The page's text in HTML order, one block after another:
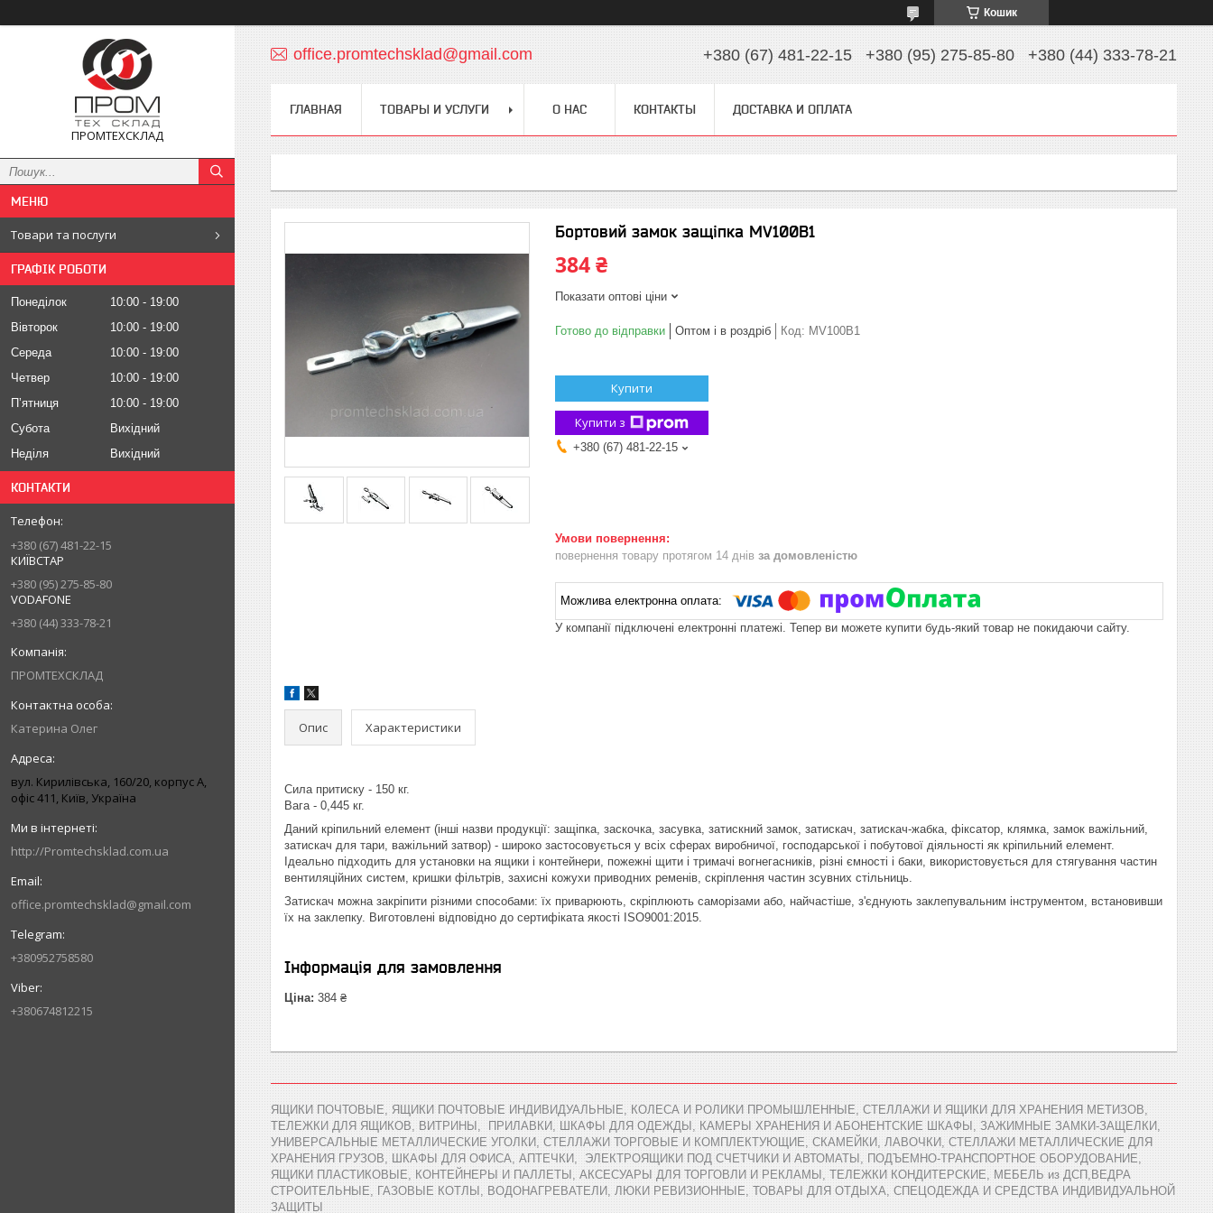
Кошик
ПРОМТЕХСКЛАД
Товари та послуги
ГРАФІК РОБОТИ
Понеділок 10:00
19:00
Вівторок
10:00
19:00
Середа
10:00
19:00
Четвер
10:00
19:00
Пʼятниця
10:00
19:00
Субота
Вихідний
Неділя
Вихідний
КОНТАКТИ
+380 (67) 481-22-15
КИЇВСТАР
+380 (95) 275-85-80
VODAFONE
+380 (44) 333-78-21
ПРОМТЕХСКЛАД
Катерина Олег
вул. Кирилівська, 160/20, корпус А,
офіс 411, Київ, Україна
http://Promtechsklad.com.ua
office.promtechsklad@gmail.com
+380952758580
+380674812215
office.promtechsklad@gmail.com +380 (67) 481-22-15 +380 (95) 275-85-80 +380 (44) 333-78-21
ГЛАВНАЯ ТОВАРЫ И УСЛУГИ О НАС КОНТАКТЫ ДОСТАВКА И ОПЛАТА
Бортовий замок защіпка MV100B1
384 ₴
Показати оптові ціни
Готово до відправки Оптом і в роздріб Код: MV100B1
Купити
Купити з
+380 (67) 481-22-15
повернення товару протягом 14 днів за домовленістю
У компанії підключені електронні платежі. Тепер ви можете купити будь-який товар не покидаючи сайту.
Опис Характеристики
Сила притиску - 150 кг.
Вага - 0,445 кг.
Даний кріпильний елемент (інші назви продукції: защіпка, заскочка, засувка, затискний замок, затискач, затискач-жабка, фіксатор, клямка, замок важільний,
затискач для тари, важільний затвор) - широко застосовується у всіх сферах виробничої, господарської і побутової діяльності як кріпильний елемент.
Ідеально підходить для установки на ящики і контейнери, пожежні щити і тримачі вогнегасників, різні ємності і баки, використовується для стягування частин
вентиляційних систем, кришки фільтрів, захисні кожухи приводних ременів, скріплення частин зсувних стільниць.
Затискач можна закріпити різними способами: їх приварюють, скріплюють саморізами або, найчастіше, з'єднують заклепувальним інструментом, встановивши
їх на заклепку. Виготовлені відповідно до сертифіката якості ISO9001:2015.
Інформація для замовлення
Ціна: 384 ₴
ЯЩИКИ ПОЧТОВЫЕ, ЯЩИКИ ПОЧТОВЫЕ ИНДИВИДУАЛЬНЫЕ, КОЛЕСА И РОЛИКИ ПРОМЫШЛЕННЫЕ, СТЕЛЛАЖИ И ЯЩИКИ ДЛЯ ХРАНЕНИЯ МЕТИЗОВ,
ТЕЛЕЖКИ ДЛЯ ЯЩИКОВ, ВИТРИНЫ, ПРИЛАВКИ, ШКАФЫ ДЛЯ ОДЕЖДЫ, КАМЕРЫ ХРАНЕНИЯ И АБОНЕНТСКИЕ ШКАФЫ, ЗАЖИМНЫЕ ЗАМКИ-ЗАЩЕЛКИ,
УНИВЕРСАЛЬНЫЕ МЕТАЛЛИЧЕСКИЕ УГОЛКИ, СТЕЛЛАЖИ ТОРГОВЫЕ И КОМПЛЕКТУЮЩИЕ, СКАМЕЙКИ, ЛАВОЧКИ, СТЕЛЛАЖИ МЕТАЛЛИЧЕСКИЕ ДЛЯ
ХРАНЕНИЯ ГРУЗОВ, ШКАФЫ ДЛЯ ОФИСА, АПТЕЧКИ, ЭЛЕКТРОЯЩИКИ ПОД СЧЕТЧИКИ И АВТОМАТЫ, ПОДЪЕМНО-ТРАНСПОРТНОЕ ОБОРУДОВАНИЕ,
ЯЩИКИ ПЛАСТИКОВЫЕ, КОНТЕЙНЕРЫ И ПАЛЛЕТЫ, АКСЕСУАРЫ ДЛЯ ТОРГОВЛИ И РЕКЛАМЫ, ТЕЛЕЖКИ КОНДИТЕРСКИЕ, МЕБЕЛЬ из ДСП,ВЕДРА
СТРОИТЕЛЬНЫЕ, ГАЗОВЫЕ КОТЛЫ, ВОДОНАГРЕВАТЕЛИ, ЛЮКИ РЕВИЗИОННЫЕ, ТОВАРЫ ДЛЯ ОТДЫХА, СПЕЦОДЕЖДА И СРЕДСТВА ИНДИВИДУАЛЬНОЙ
ЗАЩИТЫ